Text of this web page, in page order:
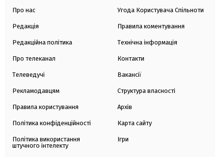
Про нас
Редакція
Редакційна політика
Про телеканал
Телеведучі
Рекламодавцям
Правила користування
Політика конфіденційності
Політика використання
штучного інтелекту
Угода Користувача Спільноти
Правила коментування
Технічна інформація
Контакти
Вакансії
Структура власності
Архів
Карта сайту
Ігри